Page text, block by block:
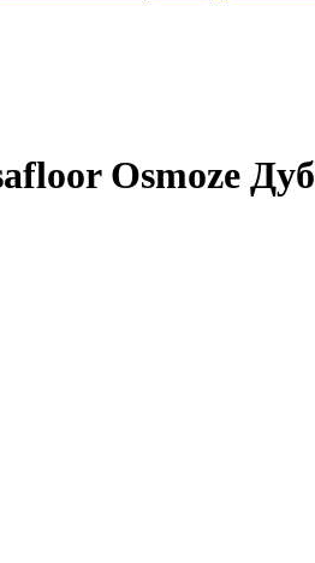
Osmoze